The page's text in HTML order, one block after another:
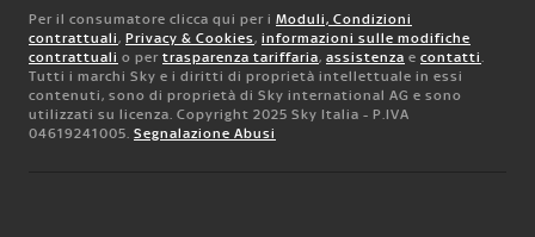
Per il consumatore clicca qui per i Moduli, Condizioni
contrattuali, Privacy & Cookies, informazioni sulle modifiche
contrattuali o per trasparenza tariffaria, assistenza e contatti.
Tutti i marchi Sky e i diritti di proprietà intellettuale in essi
contenuti, sono di proprietà di Sky international AG e sono
utilizzati su licenza. Copyright 2025 Sky Italia - P.IVA
04619241005. Segnalazione Abusi